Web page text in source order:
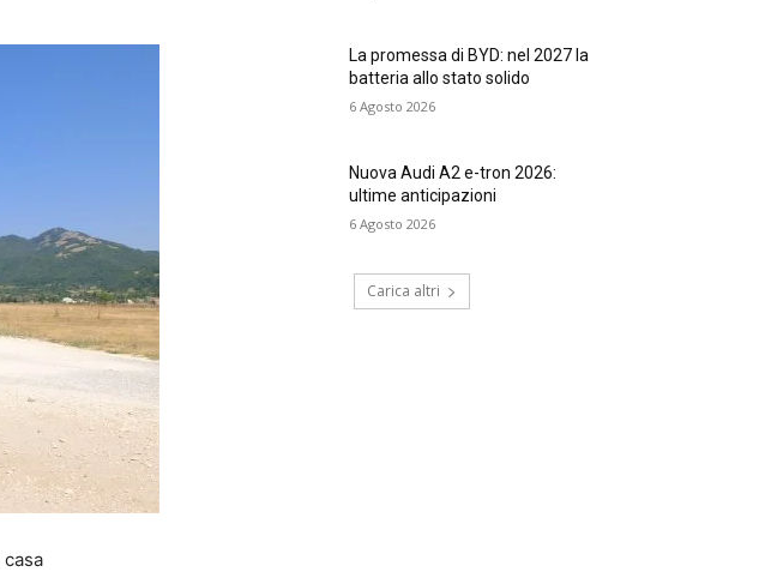
casa
La promessa di BYD: nel 2027 la
batteria allo stato solido
6 Agosto 2026
Nuova Audi A2 e-tron 2026:
ultime anticipazioni
6 Agosto 2026
Carica altri